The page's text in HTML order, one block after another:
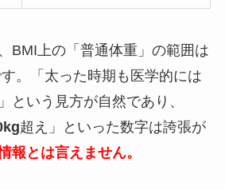
BMI上の「普通体重」の範囲は
。「太った時期も医学的には
という見方が自然であり、
超え」といった数字は誇張が
報とは言えません。